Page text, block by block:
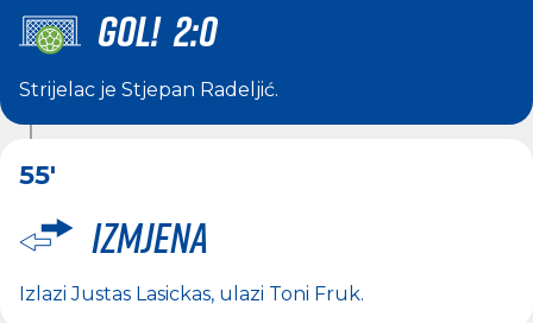
GOL! 2:0
Strijelac je Stjepan Radeljić.
55'
Izmjena
IzlaziJustas Lasickas, ulazi Toni Fruk.